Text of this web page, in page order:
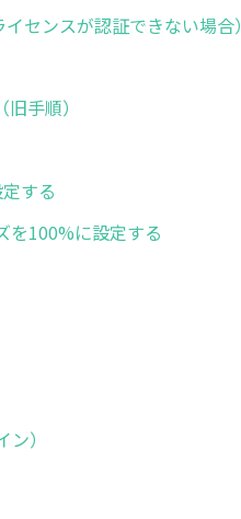
センスが認証できない場合）
手順）
する
を100%に設定する
）